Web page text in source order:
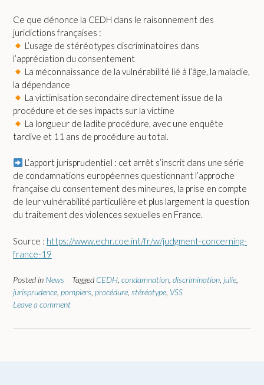
Ce que dénonce la CEDH dans le raisonnement des
juridictions françaises :
L’usage de stéréotypes discriminatoires dans
l’appréciation du consentement
La méconnaissance de la vulnérabilité lié à l’âge, la maladie,
la dépendance
La victimisation secondaire directement issue de la
procédure et de ses impacts sur la victime
La longueur de ladite procédure, avec une enquête
tardive et 11 ans de procédure au total.
L’apport jurisprudentiel : cet arrêt s’inscrit dans une série
de condamnations européennes questionnant l’approche
française du consentement des mineures, la prise en compte
de leur vulnérabilité particulière et plus largement la question
du traitement des violences sexuelles en France.
Source : https://www.echr.coe.int/fr/w/judgment-concerning-
france-19
Posted in News Tagged CEDH condamnation discrimination julie
jurisprudence pompiers procédure stéréotype VSS
Leave a comment